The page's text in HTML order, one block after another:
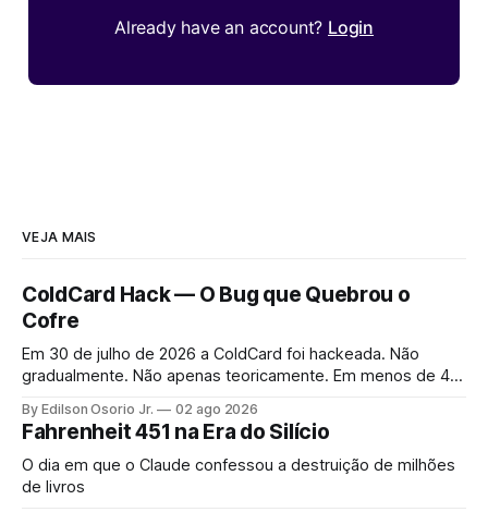
Already have an account? Login
VEJA MAIS
ColdCard Hack — O Bug que Quebrou o
Cofre
Em 30 de julho de 2026 a ColdCard foi hackeada. Não
gradualmente. Não apenas teoricamente. Em menos de 41
By Edilson Osorio Jr. 02 ago 2026
Fahrenheit 451 na Era do Silício
O dia em que o Claude confessou a destruição de milhões
de livros